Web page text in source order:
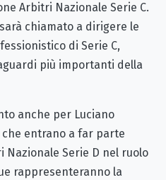
Arbitri Nazionale Serie C.
chiamato a dirigere le
di Serie C,
più importanti della
anche per Luciano
che entrano a far parte
Nazionale Serie D nel ruolo
rappresenteranno la